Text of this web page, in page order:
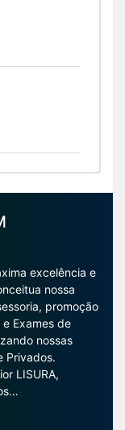
excelência e
nossa
promoção
Exames de
nossas
Privados.
LISURA,